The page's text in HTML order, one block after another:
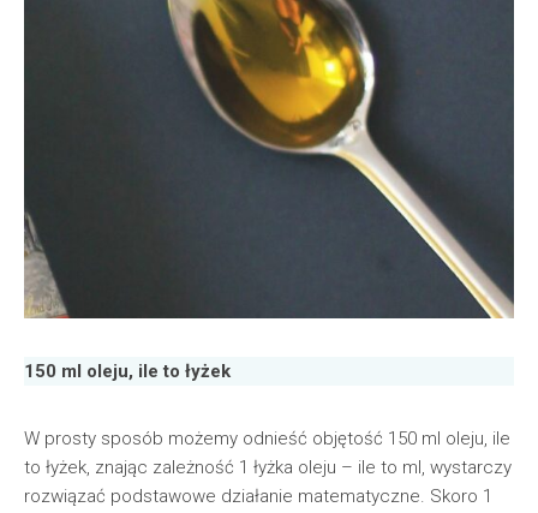
150 ml oleju, ile to łyżek
W prosty sposób możemy odnieść objętość 150 ml oleju, ile
to łyżek, znając zależność 1 łyżka oleju – ile to ml, wystarczy
rozwiązać podstawowe działanie matematyczne. Skoro 1